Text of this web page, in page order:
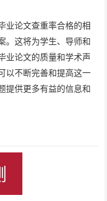
业论文查重率合格的相
。这将为学生、导师和
业论文的质量和学术声
以不断完善和提高这一
提供更多有益的信息和